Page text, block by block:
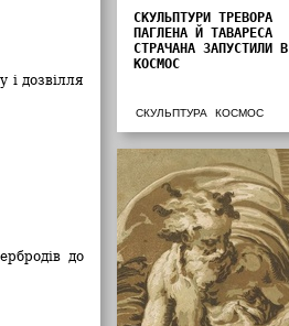
і дозвілля
до
СКУЛЬПТУРИ ТРЕВОРА
ПАГЛЕНА Й ТАВАРЕСА
СТРАЧАНА ЗАПУСТИЛИ В
КОСМОС
СКУЛЬПТУРА КОСМОС